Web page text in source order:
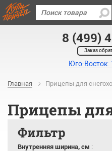
8 (499)
Заказ
Юго-
Главная Прицепы для
Прицепы
Фильтр
Внутренняя ширина, см :